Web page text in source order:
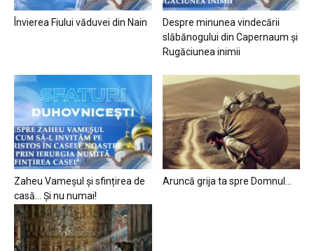
Învierea Fiului văduvei din Nain
Despre minunea vindecării
slăbănogului din Capernaum și
Rugăciunea inimii
Zaheu Vameșul și sfințirea de
casă… Și nu numai!
Aruncă grija ta spre Domnul…